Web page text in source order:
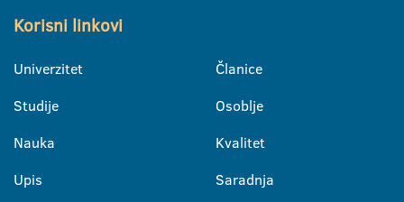
Korisni linkovi
Univerzitet
Studije
Nauka
Upis
Članice
Osoblje
Kvalitet
Saradnja